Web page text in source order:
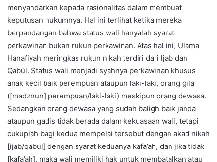
menyandarkan kepada rasionalitas dalam membuat
keputusan hukumnya. Hal ini terlihat ketika mereka
berpandangan bahwa status wali hanyalah syarat
perkawinan bukan rukun perkawinan. Atas hal ini, Ulama
Hanafiyah meringkas rukun nikah terdiri dari ljab dan
Qabül. Status wali menjadi syahnya perkawinan khusus
anak kecil baik perempuan ataupun laki-laki, orang gila
([madznun] perempuan/laki-laki) meskipun orang dewasa.
Sedangkan orang dewasa yang sudah baligh baik janda
ataupun gadis tidak berada dalam kekuasaan wali, tetapi
cukuplah bagi kedua mempelai tersebut dengan akad nikah
[ijab/qabul] dengan syarat keduanya kafa’ah, dan jika tidak
[kafa’ah], maka wali memiliki hak untuk membatalkan atau